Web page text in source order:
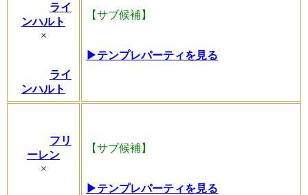
ライ
ンハルト
×
ライ
ンハルト
【サブ候補】
▶テンプレパーティを見る
フリ
ーレン
×
【サブ候補】
▶テンプレパーティを見る